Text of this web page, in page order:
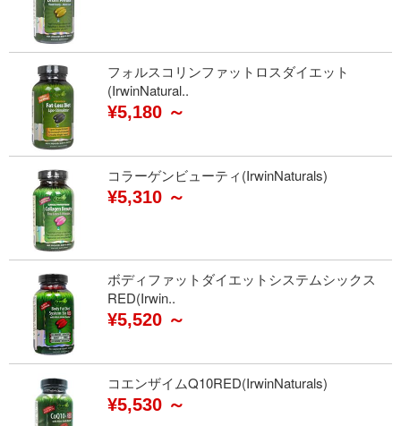
フォルスコリンファットロスダイエット
(IrwinNatural..
¥5,180 ～
コラーゲンビューティ(IrwinNaturals)
¥5,310 ～
ボディファットダイエットシステムシックス
RED(Irwin..
¥5,520 ～
コエンザイムQ10RED(IrwinNaturals)
¥5,530 ～